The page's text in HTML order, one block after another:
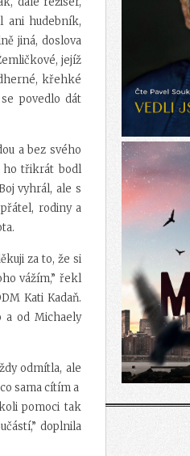
ani hudebník,
jiná, doslova
jejíž
křehké
povedlo dát
a bez svého
ho třikrát bodl
vyhrál, ale s
rodiny a
za to, že si
vážím,” řekl
Kati Kadaň.
a od Michaely
odmítla, ale
sama cítím a
pomoci tak
doplnila